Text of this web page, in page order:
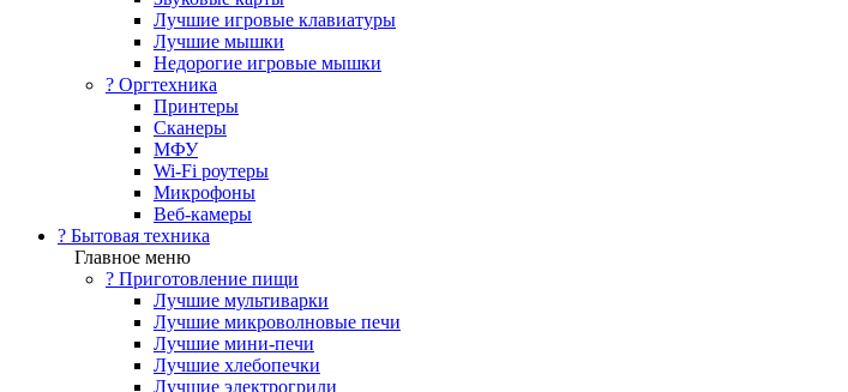
Лучшие игровые клавиатуры
Лучшие мышки
Недорогие игровые мышки
?️ Оргтехника
Принтеры
Сканеры
МФУ
Wi-Fi роутеры
Микрофоны
Веб-камеры
? Бытовая техника
Главное меню
? Приготовление пищи
Лучшие мультиварки
Лучшие микроволновые печи
Лучшие мини-печи
Лучшие хлебопечки
Лучшие электрогрили